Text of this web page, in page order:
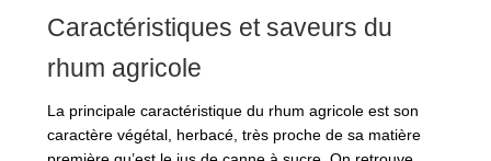
Caractéristiques et saveurs du
rhum agricole
La principale caractéristique du rhum agricole est son
caractère végétal, herbacé, très proche de sa matière